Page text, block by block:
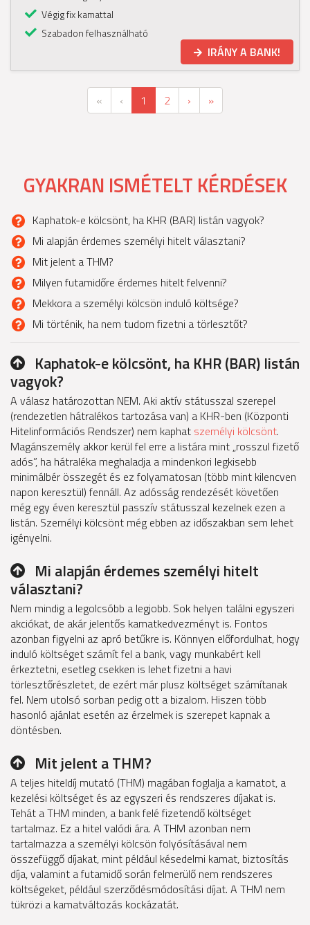
Végig fix kamattal
Szabadon felhasználható
IRÁNY A BANK!
« First‹ Previous
1 (current)
2 › Next»Last
GYAKRAN ISMÉTELT KÉRDÉSEK
Kaphatok-e kölcsönt, ha KHR (BAR) listán vagyok?
Mi alapján érdemes személyi hitelt választani?
Mit jelent a THM?
Milyen futamidőre érdemes hitelt felvenni?
Mekkora a személyi kölcsön induló költsége?
Mi történik, ha nem tudom fizetni a törlesztőt?
Kaphatok-e kölcsönt, ha KHR (BAR) listán
vagyok?
A válasz határozottan NEM. Aki aktív státusszal szerepel
(rendezetlen hátralékos tartozása van) a KHR-ben (Központi
Hitelinformációs Rendszer) nem kaphat személyi kölcsönt.
Magánszemély akkor kerül fel erre a listára mint „rosszul fizető
adós”, ha hátraléka meghaladja a mindenkori legkisebb
minimálbér összegét és ez folyamatosan (több mint kilencven
napon keresztül) fennáll. Az adósság rendezését követően
még egy éven keresztül passzív státusszal kezelnek ezen a
listán. Személyi kölcsönt még ebben az időszakban sem lehet
igényelni.
Mi alapján érdemes személyi hitelt
választani?
Nem mindig a legolcsóbb a legjobb. Sok helyen találni egyszeri
akciókat, de akár jelentős kamatkedvezményt is. Fontos
azonban figyelni az apró betűkre is. Könnyen előfordulhat, hogy
induló költséget számít fel a bank, vagy munkabért kell
érkeztetni, esetleg csekken is lehet fizetni a havi
törlesztőrészletet, de ezért már plusz költséget számítanak
fel. Nem utolsó sorban pedig ott a bizalom. Hiszen több
hasonló ajánlat esetén az érzelmek is szerepet kapnak a
döntésben.
Mit jelent a THM?
A teljes hiteldíj mutató (THM) magában foglalja a kamatot, a
kezelési költséget és az egyszeri és rendszeres díjakat is.
Tehát a THM minden, a bank felé fizetendő költséget
tartalmaz. Ez a hitel valódi ára. A THM azonban nem
tartalmazza a személyi kölcsön folyósításával nem
összefüggő díjakat, mint például késedelmi kamat, biztosítás
díja, valamint a futamidő során felmerülő nem rendszeres
költségeket, például szerződésmódosítási díjat. A THM nem
tükrözi a kamatváltozás kockázatát.